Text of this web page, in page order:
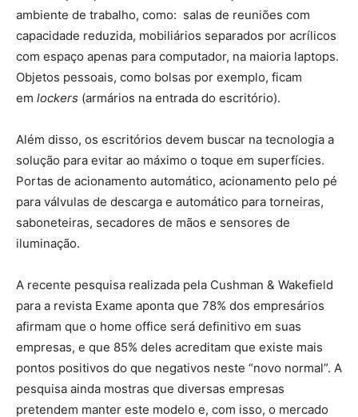
ambiente de trabalho, como: salas de reuniões com
capacidade reduzida, mobiliários separados por acrílicos
com espaço apenas para computador, na maioria laptops.
Objetos pessoais, como bolsas por exemplo, ficam
em lockers (armários na entrada do escritório).
Além disso, os escritórios devem buscar na tecnologia a
solução para evitar ao máximo o toque em superfícies.
Portas de acionamento automático, acionamento pelo pé
para válvulas de descarga e automático para torneiras,
saboneteiras, secadores de mãos e sensores de
iluminação.
A recente pesquisa realizada pela Cushman & Wakefield
para a revista Exame aponta que 78% dos empresários
afirmam que o home office será definitivo em suas
empresas, e que 85% deles acreditam que existe mais
pontos positivos do que negativos neste “novo normal”. A
pesquisa ainda mostras que diversas empresas
pretendem manter este modelo e, com isso, o mercado